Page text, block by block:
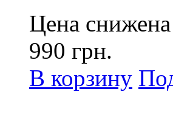
Цена
990 грн.
В корзину